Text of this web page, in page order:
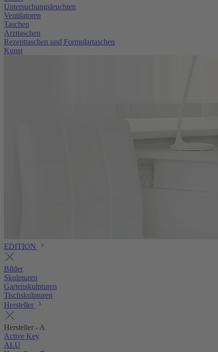
Untersuchungsleuchten
Ventilatoren
Taschen
Arzttaschen
Rezepttaschen und Formulartaschen
Kunst
EDITION
Bilder
Skulpturen
Gartenskulpturen
Tischskulpturen
Hersteller
Hersteller - A
Active Key
ALU